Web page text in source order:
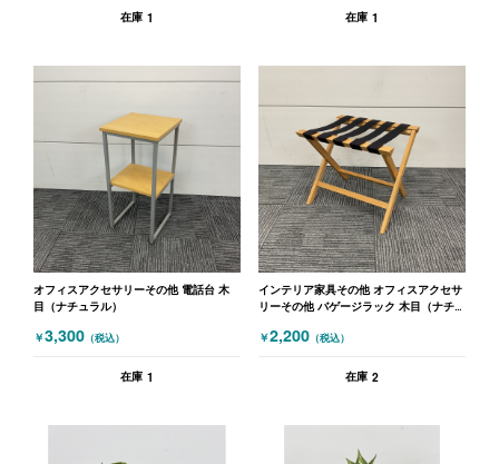
在庫 1 在庫 1
オフィスアクセサリーその他 電話台 木
目（ナチュラル）
￥3,300 （税込）
在庫 1
インテリア家具その他 オフィスアクセサ
リーその他 バゲージラック 木目（ナチ
￥2,200 （税込）
在庫 2